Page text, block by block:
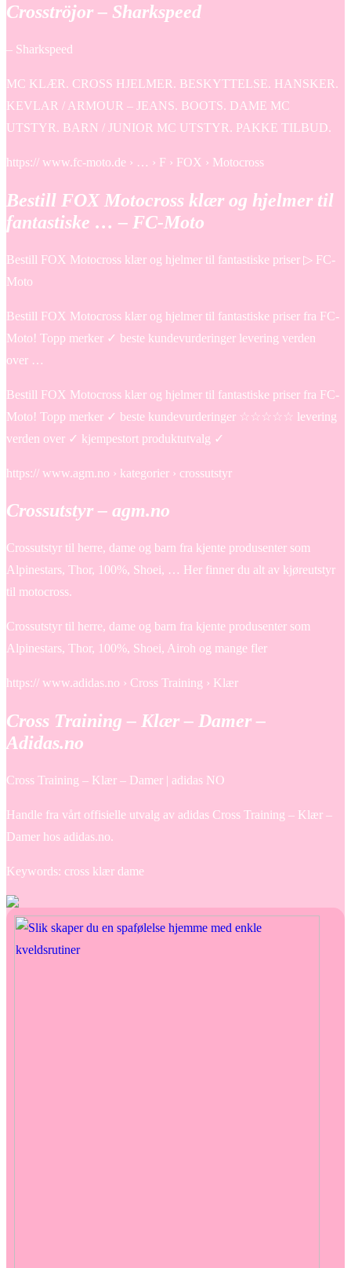
Crosströjor – Sharkspeed
– Sharkspeed
MC KLÆR. CROSS HJELMER. BESKYTTELSE. HANSKER.
KEVLAR / ARMOUR – JEANS. BOOTS. DAME MC
UTSTYR. BARN / JUNIOR MC UTSTYR. PAKKE TILBUD.
https:// www.fc-moto.de › … › F › FOX › Motocross
Bestill FOX Motocross klær og hjelmer til
fantastiske … – FC-Moto
Bestill FOX Motocross klær og hjelmer til fantastiske priser ▷ FC-
Moto
Bestill FOX Motocross klær og hjelmer til fantastiske priser fra FC-
Moto! Topp merker ✓ beste kundevurderinger levering verden
over …
Bestill FOX Motocross klær og hjelmer til fantastiske priser fra FC-
Moto! Topp merker ✓ beste kundevurderinger ☆☆☆☆☆ levering
verden over ✓ kjempestort produktutvalg ✓
https:// www.agm.no › kategorier › crossutstyr
Crossutstyr – agm.no
Crossutstyr til herre, dame og barn fra kjente produsenter som
Alpinestars, Thor, 100%, Shoei, … Her finner du alt av kjøreutstyr
til motocross.
Crossutstyr til herre, dame og barn fra kjente produsenter som
Alpinestars, Thor, 100%, Shoei, Airoh og mange fler
https:// www.adidas.no › Cross Training › Klær
Cross Training – Klær – Damer –
Adidas.no
Cross Training – Klær – Damer | adidas NO
Handle fra vårt offisielle utvalg av adidas Cross Training – Klær –
Damer hos adidas.no.
Keywords: cross klær dame